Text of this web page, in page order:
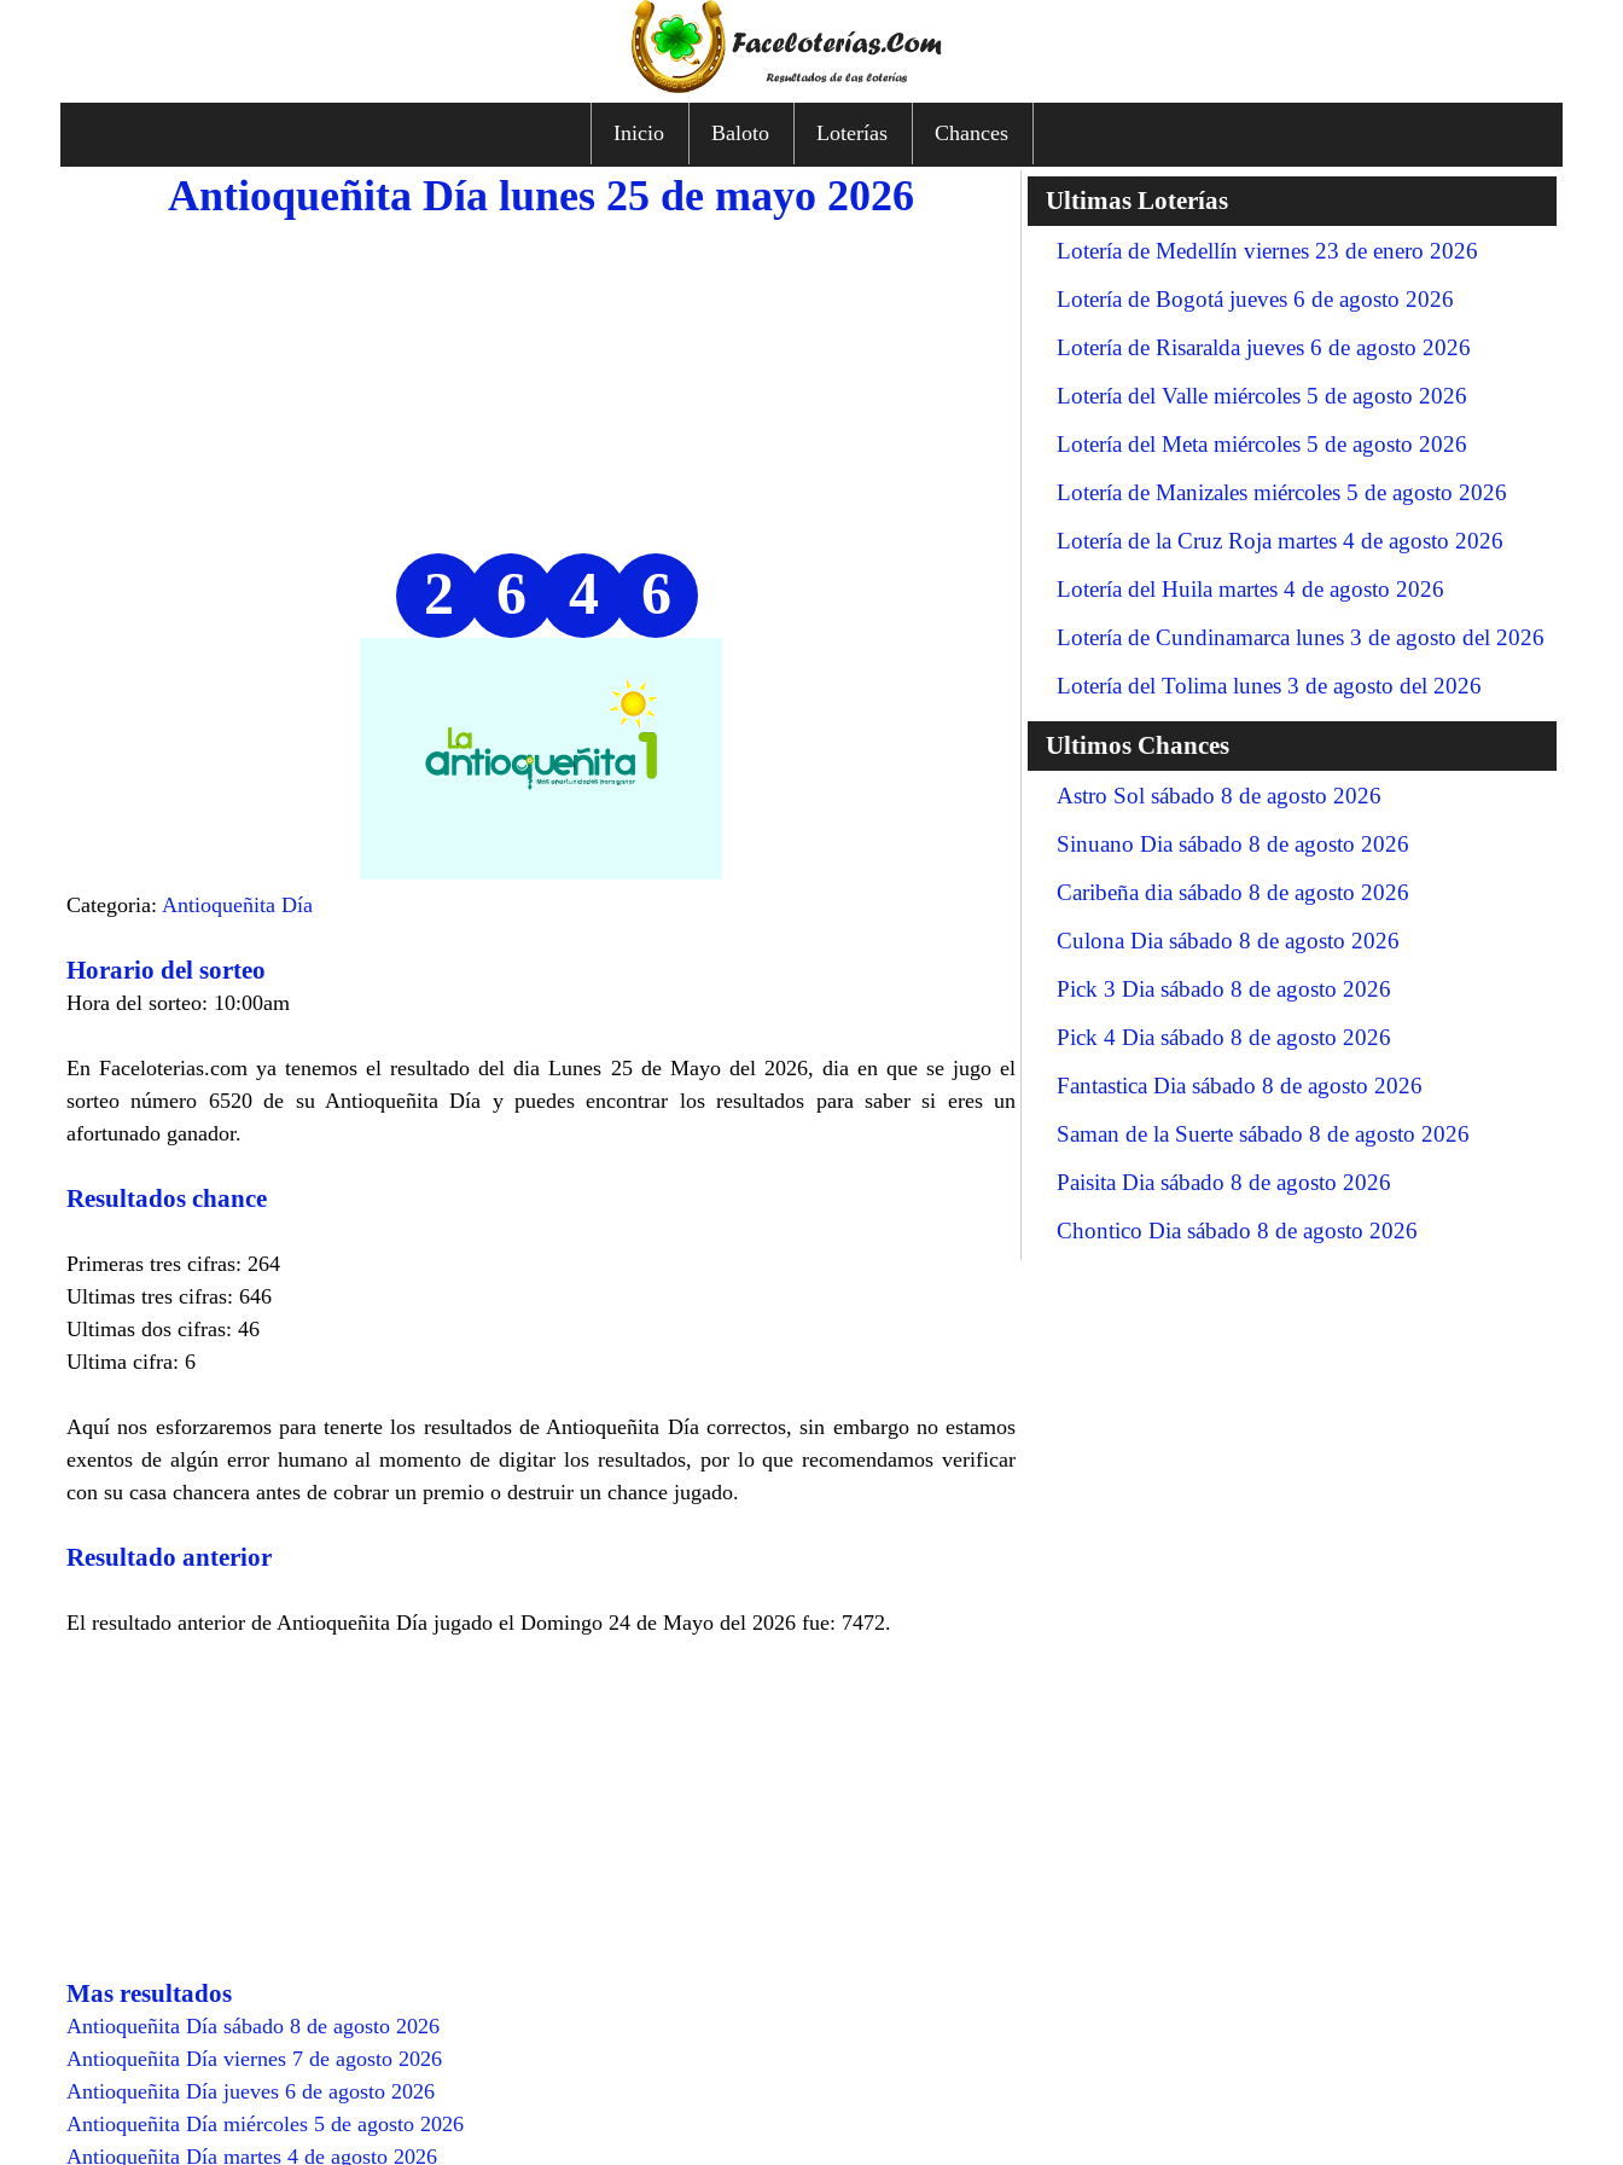
Inicio Baloto Loterías Chances
Antioqueñita Día lunes 25 de mayo 2026
2 6 4 6
Categoria: Antioqueñita Día
Horario del sorteo
Hora del sorteo: 10:00am
En Faceloterias.com ya tenemos el resultado del dia Lunes 25 de Mayo del 2026, dia en que se jugo el
sorteo número 6520 de su Antioqueñita Día y puedes encontrar los resultados para saber si eres un
afortunado ganador.
Resultados chance
Primeras tres cifras: 264
Ultimas tres cifras: 646
Ultimas dos cifras: 46
Ultima cifra: 6
Aquí nos esforzaremos para tenerte los resultados de Antioqueñita Día correctos, sin embargo no estamos
exentos de algún error humano al momento de digitar los resultados, por lo que recomendamos verificar
con su casa chancera antes de cobrar un premio o destruir un chance jugado.
Resultado anterior
El resultado anterior de Antioqueñita Día jugado el Domingo 24 de Mayo del 2026 fue: 7472.
Mas resultados
Antioqueñita Día sábado 8 de agosto 2026
Antioqueñita Día viernes 7 de agosto 2026
Antioqueñita Día jueves 6 de agosto 2026
Antioqueñita Día miércoles 5 de agosto 2026
Antioqueñita Día martes 4 de agosto 2026
Ultimas Loterías
Lotería de Medellín viernes 23 de enero 2026
Lotería de Bogotá jueves 6 de agosto 2026
Lotería de Risaralda jueves 6 de agosto 2026
Lotería del Valle miércoles 5 de agosto 2026
Lotería del Meta miércoles 5 de agosto 2026
Lotería de Manizales miércoles 5 de agosto 2026
Lotería de la Cruz Roja martes 4 de agosto 2026
Lotería del Huila martes 4 de agosto 2026
Lotería de Cundinamarca lunes 3 de agosto del 2026
Lotería del Tolima lunes 3 de agosto del 2026
Ultimos Chances
Astro Sol sábado 8 de agosto 2026
Sinuano Dia sábado 8 de agosto 2026
Caribeña dia sábado 8 de agosto 2026
Culona Dia sábado 8 de agosto 2026
Pick 3 Dia sábado 8 de agosto 2026
Pick 4 Dia sábado 8 de agosto 2026
Fantastica Dia sábado 8 de agosto 2026
Saman de la Suerte sábado 8 de agosto 2026
Paisita Dia sábado 8 de agosto 2026
Chontico Dia sábado 8 de agosto 2026